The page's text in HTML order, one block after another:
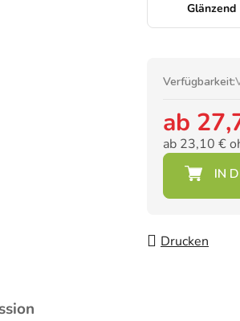
Glänzend
Verfügbarkeit:
ab
ab 23,10 €
Drucken